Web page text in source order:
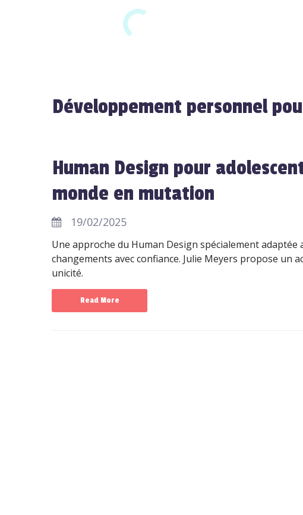
Développement personnel
Human Design pour
monde en mutation
19/02/2025
Une approche du Human Design spécialement
changements avec confiance. Julie Meyers propose
unicité.
Read More